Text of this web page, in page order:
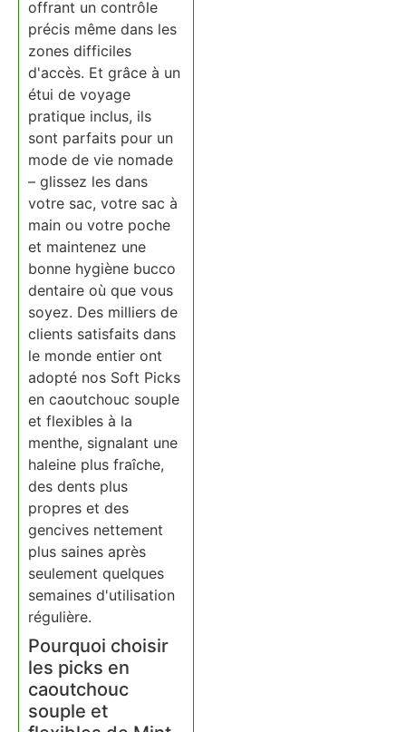
offrant un contrôle
précis même dans les
zones difficiles
d'accès. Et grâce à un
étui de voyage
pratique inclus, ils
sont parfaits pour un
mode de vie nomade
– glissez les dans
votre sac, votre sac à
main ou votre poche
et maintenez une
bonne hygiène bucco
dentaire où que vous
soyez. Des milliers de
clients satisfaits dans
le monde entier ont
adopté nos Soft Picks
en caoutchouc souple
et flexibles à la
menthe, signalant une
haleine plus fraîche,
des dents plus
propres et des
gencives nettement
plus saines après
seulement quelques
semaines d'utilisation
régulière.
Pourquoi choisir
les picks en
caoutchouc
souple et